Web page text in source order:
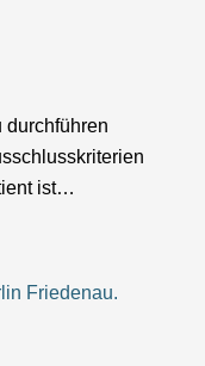
durchführen
ist